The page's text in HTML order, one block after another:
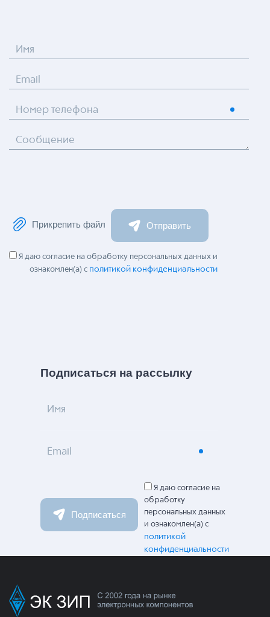
Имя
Email
Номер телефона
Сообщение
Прикрепить файл Отправить
Я даю согласие на обработку персональных данных и
ознакомлен(а) с политикой конфиденциальности
Подписаться на рассылку
Имя
Email
Подписаться
Я даю согласие на
обработку
персональных данных
и ознакомлен(а) с
политикой
конфиденциальности